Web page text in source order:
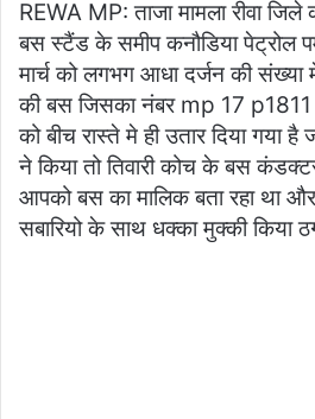
REWA MP: ताजा मामला रीवा जिले
बस स्टैंड के समीप कनौडिया पेट्रोल
मार्च को लगभग आधा दर्जन की संख्या में
की बस जिसका नंबर mp 17 p1811 है
को बीच रास्ते मे ही उतार दिया गया है
ने किया तो तिवारी कोच के बस
आपको बस का मालिक बता रहा था
सबारियो के साथ धक्का मुक्की किया